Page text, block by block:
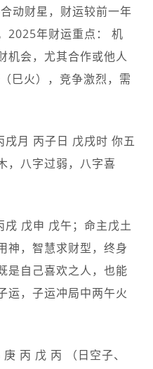
动财星，财运较前一年
2025年财运重点： 机
机会，尤其合作或他人
巳火），竞争激烈，需
月 丙子日 戊戌时 你五
，八字过弱，八字喜
戊申 戊午；命主戊土
神，智慧求财型，终身
是自己喜欢之人，也能
运，子运冲局中两午火
丙 戊 丙 （日空子、